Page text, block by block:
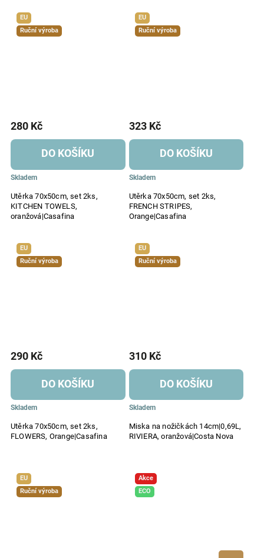
EU
Ruční výroba
Utěrka 70x50cm, set 2ks,
KITCHEN TOWELS,
oranžová|Casafina
Skladem
280 Kč
DO KOŠÍKU
EU
Ruční výroba
Utěrka 70x50cm, set 2ks,
FRENCH STRIPES,
Orange|Casafina
Skladem
323 Kč
DO KOŠÍKU
EU
Ruční výroba
Utěrka 70x50cm, set 2ks,
FLOWERS, Orange|Casafina
Skladem
290 Kč
DO KOŠÍKU
EU
Ruční výroba
Miska na nožičkách 14cm|0,69L,
RIVIERA, oranžová|Costa Nova
Skladem
310 Kč
DO KOŠÍKU
EU
Ruční výroba
Akce
ECO